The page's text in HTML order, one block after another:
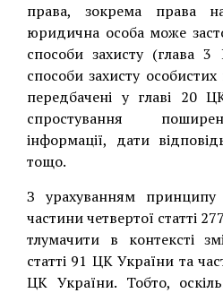
права, зокрема права
юридична особа може
способи захисту (глава 3
способи захисту
передбачені у главі 20
спростування
інформації, дати
тощо.
З урахуванням принципу
частини четвертої статті
тлумачити в контексті
статті 91 ЦК України та
ЦК України. Тобто,